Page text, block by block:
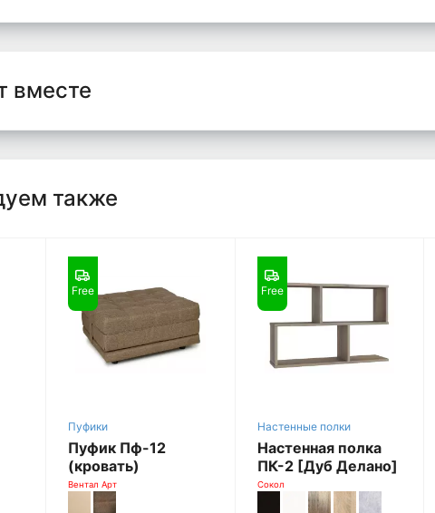
вместе
также
Free
Пуфики
Пуфик Пф-12
(кровать)
[Бежевый Joy
Beige]
Вентал Арт
Free
Настенные полки
Настенная полка
ПК-2 [Дуб Делано]
Сокол